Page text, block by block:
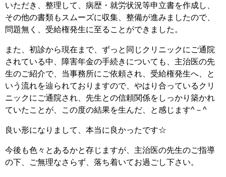
いただき、整理して、病歴・就労状況等申立書を作成し、
その他の書類もスムーズに収集、整備が進みましたので、
問題無く、受給権発生に至ることができました。
また、初診から現在まで、ずっと同じクリニックにご通院
されている中、障害年金の手続きについても、主治医の先
生のご紹介で、当事務所にご依頼され、受給権発生へ、と
いう流れを辿られておりますので、やはり合っているクリ
ニックにご通院され、先生との信頼関係をしっかり築かれ
ていたことが、この度の結果を生んだ、と感じます^－^
良い形になりまして、本当に良かったです☆
今後も色々とあるかと存じますが、主治医の先生のご指導
の下、ご無理なさらず、落ち着いてお過ごし下さい。